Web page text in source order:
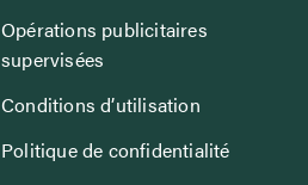
Opérations publicitaires
supervisées
Conditions d’utilisation
Politique de confidentialité